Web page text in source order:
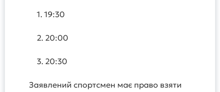
1. 19:30
2. 20:00
3. 20:30
Заявлений спортсмен має право взяти